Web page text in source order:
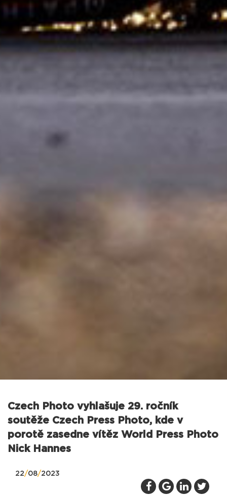
Czech Photo vyhlašuje 29. ročník
soutěže Czech Press Photo, kde v
porotě zasedne vítěz World Press Photo
Nick Hannes
22/08/2023